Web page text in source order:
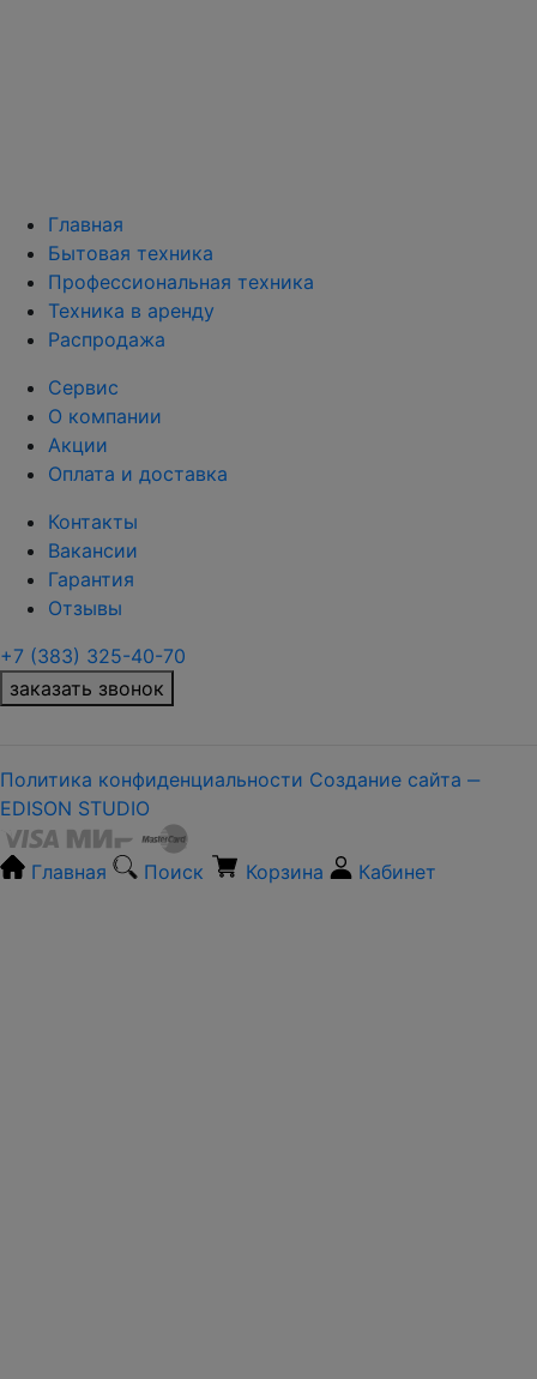
Главная
Бытовая техника
Профессиональная техника
Техника в аренду
Распродажа
Сервис
О компании
Акции
Оплата и доставка
Контакты
Вакансии
Гарантия
Отзывы
+7 (383) 325-40-70
заказать звонок
Политика конфиденциальности Создание сайта ‒
EDISON STUDIO
Главная Поиск Корзина Кабинет